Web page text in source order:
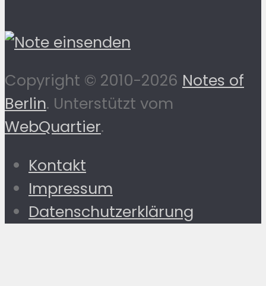
Copyright © 2010-2026 Notes of
Berlin. Unterstützt vom
WebQuartier.
Kontakt
Impressum
Datenschutzerklärung